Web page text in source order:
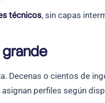
técnicos, sin capas
Decenas o cientos de
perfiles según